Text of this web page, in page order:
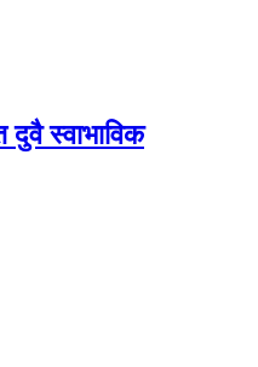
दुवै स्वाभाविक